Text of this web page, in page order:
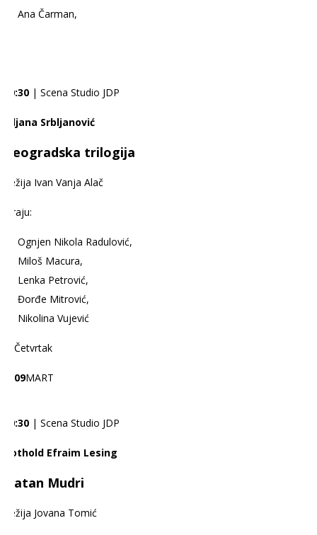
Ana Čarman,
20:30 | Scena Studio JDP
Biljana Srbljanović
Beogradska trilogija
Režija Ivan Vanja Alač
Igraju:
Ognjen Nikola Radulović,
Miloš Macura,
Lenka Petrović,
Đorđe Mitrović,
Nikolina Vujević
Četvrtak
09MART
20:30 | Scena Studio JDP
Gothold Efraim Lesing
Natan Mudri
Režija Jovana Tomić